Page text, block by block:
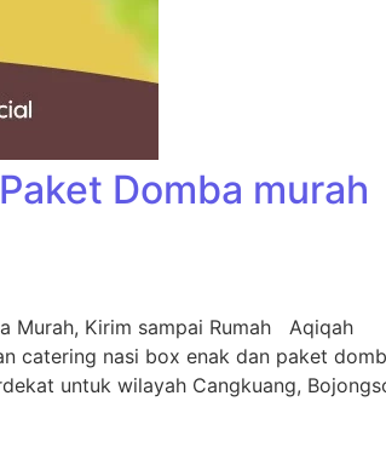
Domba murah
Murah, Kirim sampai Rumah Aqiqah
catering nasi box enak dan paket
untuk wilayah Cangkuang,